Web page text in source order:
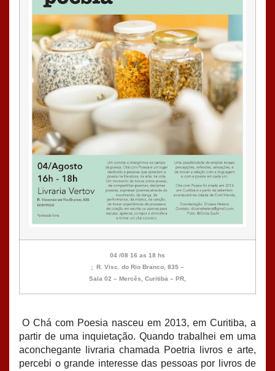
04 /08 16 as 18 hs
; R. Visc. do Rio Branco, 835 –
Sala 02 – Mercês, Curitiba – PR,
O Chá com Poesia nasceu em 2013, em Curitiba, a
partir de uma inquietação. Quando trabalhei em uma
aconchegante livraria chamada Poetria livros e arte,
percebi o grande interesse das pessoas por livros de